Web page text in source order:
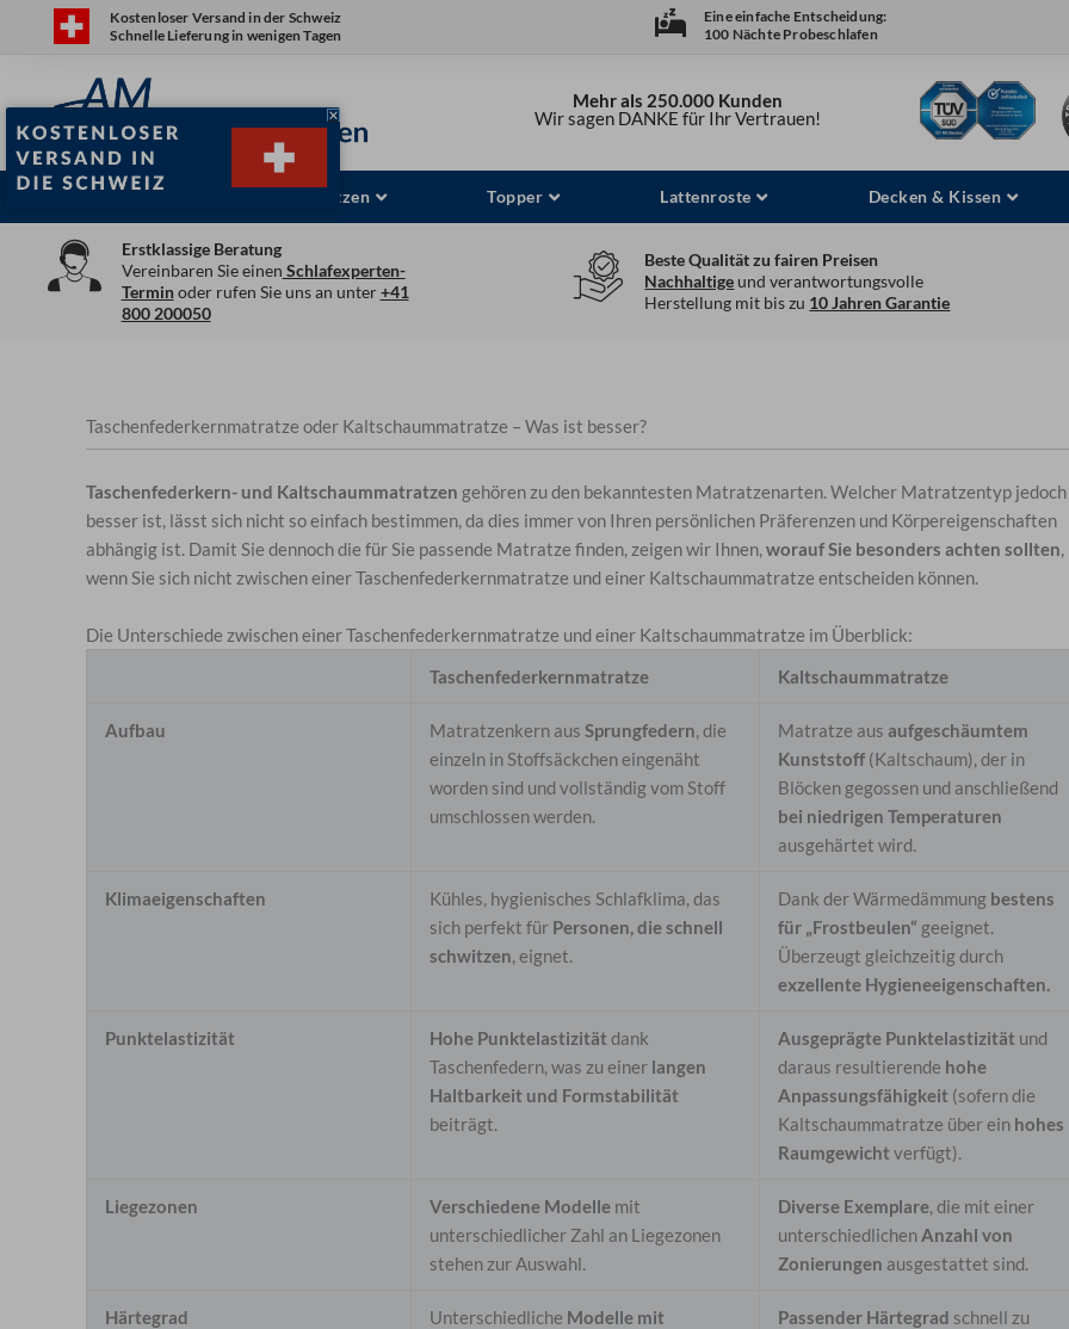
Kostenloser Versand in der Schweiz
Schnelle Lieferung in wenigen Tagen
Eine einfache Entscheidung:
100 Nächte Probeschlafen
Mehr als 250.000 Kunden
Wir sagen DANKE für Ihr Vertrauen!
Matratzen Topper Lattenroste Decken & Kissen
Erstklassige Beratung
Vereinbaren Sie einen Schlafexperten-
Terminoder rufen Sie uns an unter+41
800 200050
Beste Qualität zu fairen Preisen
Nachhaltige und verantwortungsvolle
Herstellung mit bis zu 10 Jahren Garantie
Taschenfederkernmatratze oder Kaltschaummatratze – Was ist besser?
Taschenfederkern- und Kaltschaummatratzen gehören zu den bekanntesten Matratzenarten. Welcher Matratzentyp jedoch
besser ist, lässt sich nicht so einfach bestimmen, da dies immer von Ihren persönlichen Präferenzen und Körpereigenschaften
abhängig ist. Damit Sie dennoch die für Sie passende Matratze finden, zeigen wir Ihnen, worauf Sie besonders achten sollten,
wenn Sie sich nicht zwischen einer Taschenfederkernmatratze und einer Kaltschaummatratze entscheiden können.
Die Unterschiede zwischen einer Taschenfederkernmatratze und einer Kaltschaummatratze im Überblick:
Taschenfederkernmatratze
Kaltschaummatratze
Aufbau Matratzenkern aus Sprungfedern, die
einzeln in Stoffsäckchen eingenäht
worden sind und vollständig vom Stoff
umschlossen werden.
Matratze aus aufgeschäumtem
Kunststoff (Kaltschaum), der in
Blöcken gegossen und anschließend
bei niedrigen Temperaturen
ausgehärtet wird.
Klimaeigenschaften
Kühles, hygienisches Schlafklima, das
sich perfekt für Personen, die schnell
schwitzen, eignet.
Dank der Wärmedämmung bestens
für „Frostbeulen“ geeignet.
Überzeugt gleichzeitig durch
exzellente Hygieneeigenschaften.
Punktelastizität Hohe Punktelastizität dank
Taschenfedern, was zu einer langen
Haltbarkeit und Formstabilität
beiträgt.
Ausgeprägte Punktelastizität und
daraus resultierende hohe
Anpassungsfähigkeit (sofern die
Kaltschaummatratze über ein hohes
Raumgewicht verfügt).
Liegezonen Verschiedene Modelle mit
unterschiedlicher Zahl an Liegezonen
stehen zur Auswahl.
Diverse Exemplare, die mit einer
unterschiedlichenAnzahl von
Zonierungen ausgestattet sind.
Härtegrad Unterschiedliche Modelle mit
Passender Härtegrad schnell zu